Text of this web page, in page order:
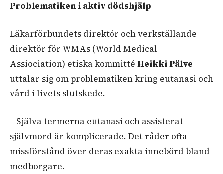
Problematiken i aktiv dödshjälp
Läkarförbundets direktör och verkställande
direktör för WMAs (World Medical
Assiociation) etiska kommitté Heikki Pälve
uttalar sig om problematiken kring eutanasi och
vård i livets slutskede.
– Själva termerna eutanasi och assisterat
självmord är komplicerade. Det råder ofta
missförstånd över deras exakta innebörd bland
medborgare.